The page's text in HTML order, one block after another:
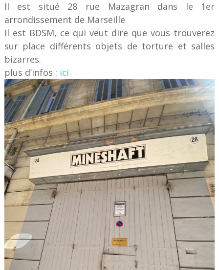
Il est situé 28 rue Mazagran dans le 1er
arrondissement de Marseille
Il est BDSM, ce qui veut dire que vous trouverez
sur place différents objets de torture et salles
bizarres.
plus d’infos : ici